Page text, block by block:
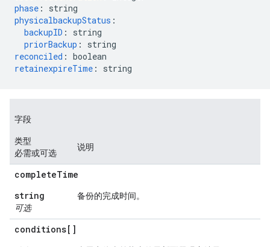
phase :
string
physicalbackupStatus :
backupID :
string
priorBackup :
string
reconciled : boolean
retainexpireTime : string
字段
类型
必需或可选
说明
completeTime
string
可选
备份的完成时间。
conditions[]